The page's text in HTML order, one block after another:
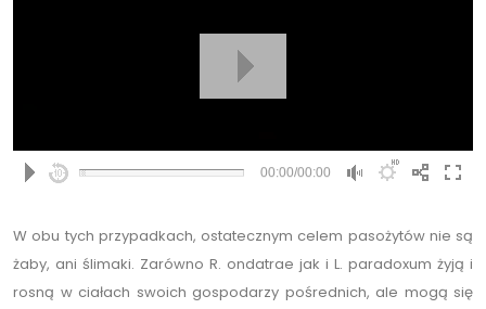
hd720
small version
00:00/00:00
W obu tych przypadkach, ostatecznym celem pasożytów nie są
żaby, ani ślimaki. Zarówno R. ondatrae jak i L. paradoxum żyją i
rosną w ciałach swoich gospodarzy pośrednich, ale mogą się